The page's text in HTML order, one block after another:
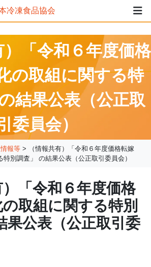
）「令和６年度価格
の取組に関する特
結果公表（公正取
委員会）
報等 >
（情報共有）「令和６年度価格転嫁
特別調査」 の結果公表（公正取引委員会）
）「令和６年度価格
取組に関する特別
果公表（公正取引委